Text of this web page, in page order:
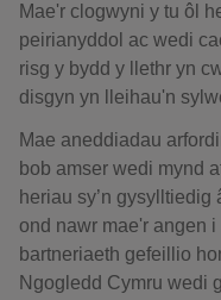
Mae'r clogwyni y tu ôl
peirianyddol ac wedi
risg y bydd y llethr yn
disgyn yn lleihau'n
Mae aneddiadau
bob amser wedi mynd
heriau sy’n
ond nawr mae'r angen
bartneriaeth gefeillio
Ngogledd Cymru wedi